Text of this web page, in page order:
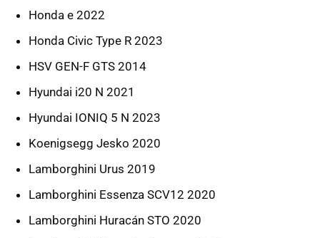
Honda e 2022
Honda Civic Type R 2023
HSV GEN-F GTS 2014
Hyundai i20 N 2021
Hyundai IONIQ 5 N 2023
Koenigsegg Jesko 2020
Lamborghini Urus 2019
Lamborghini Essenza SCV12 2020
Lamborghini Huracán STO 2020